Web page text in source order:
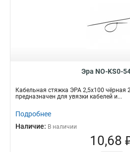
Эра NO-KS0-
Кабельная стяжка ЭРА 2,5х100 чёрная
предназначен для увязки кабелей и...
Подробнее
Наличие: В наличии
10,68